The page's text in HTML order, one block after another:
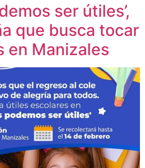
ser útiles’,
que busca tocar
en Manizales